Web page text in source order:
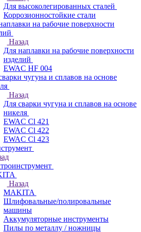
Для высоколегированных сталей
Коррозионностойкие стали
на рабочие поверхности
Назад
Для наплавки на рабочие поверхности
изделий
EWAC HF 004
чугуна и сплавов на основе
Назад
Для сварки чугуна и сплавов на основе
никеля
EWAC Cl 421
EWAC Cl 422
EWAC Cl 423
Назад
МAKITA
Шлифовальные/полировальные
машины
Аккумуляторные инструменты
Пилы по металлу / ножницы